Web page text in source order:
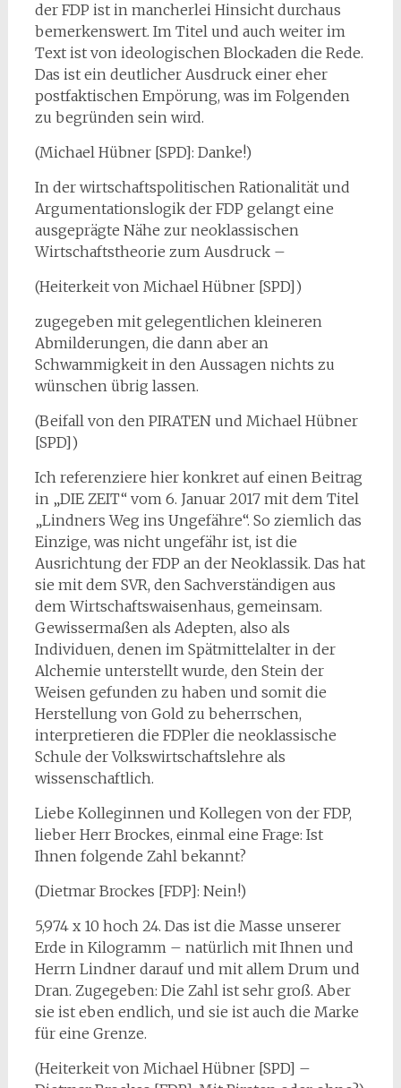
der FDP ist in mancherlei Hinsicht durchaus
bemerkenswert. Im Titel und auch weiter im
Text ist von ideologischen Blockaden die Rede.
Das ist ein deutlicher Ausdruck einer eher
postfaktischen Empörung, was im Folgenden
zu begründen sein wird.
(Michael Hübner [SPD]: Danke!)
In der wirtschaftspolitischen Rationalität und
Argumentationslogik der FDP gelangt eine
ausgeprägte Nähe zur neoklassischen
Wirtschaftstheorie zum Ausdruck –
(Heiterkeit von Michael Hübner [SPD])
zugegeben mit gelegentlichen kleineren
Abmilderungen, die dann aber an
Schwammigkeit in den Aussagen nichts zu
wünschen übrig lassen.
(Beifall von den PIRATEN und Michael Hübner
[SPD])
Ich referenziere hier konkret auf einen Beitrag
in „DIE ZEIT“ vom 6. Januar 2017 mit dem Titel
„Lindners Weg ins Ungefähre“. So ziemlich das
Einzige, was nicht ungefähr ist, ist die
Ausrichtung der FDP an der Neoklassik. Das hat
sie mit dem SVR, den Sachverständigen aus
dem Wirtschaftswaisenhaus, gemeinsam.
Gewissermaßen als Adepten, also als
Individuen, denen im Spätmittelalter in der
Alchemie unterstellt wurde, den Stein der
Weisen gefunden zu haben und somit die
Herstellung von Gold zu beherrschen,
interpretieren die FDPler die neoklassische
Schule der Volkswirtschaftslehre als
wissenschaftlich.
Liebe Kolleginnen und Kollegen von der FDP,
lieber Herr Brockes, einmal eine Frage: Ist
Ihnen folgende Zahl bekannt?
(Dietmar Brockes [FDP]: Nein!)
5,974 x 10 hoch 24. Das ist die Masse unserer
Erde in Kilogramm – natürlich mit Ihnen und
Herrn Lindner darauf und mit allem Drum und
Dran. Zugegeben: Die Zahl ist sehr groß. Aber
sie ist eben endlich, und sie ist auch die Marke
für eine Grenze.
(Heiterkeit von Michael Hübner [SPD] –